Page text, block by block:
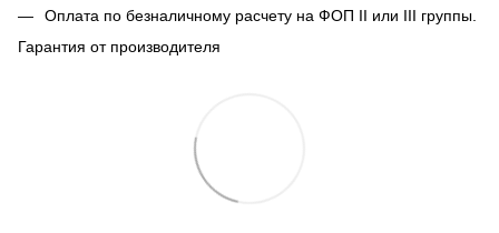
Оплата по безналичному расчету на ФОП II или III группы.
Гарантия от производителя